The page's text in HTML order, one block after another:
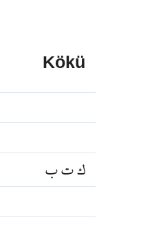
Kökü
ك ت ب